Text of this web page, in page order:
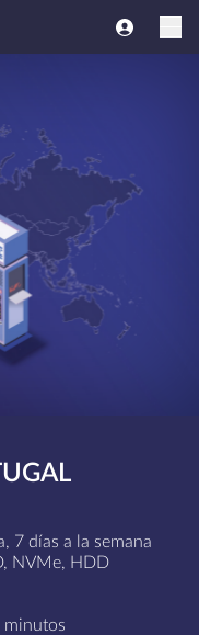
7 días a la semana
NVMe, HDD
minutos